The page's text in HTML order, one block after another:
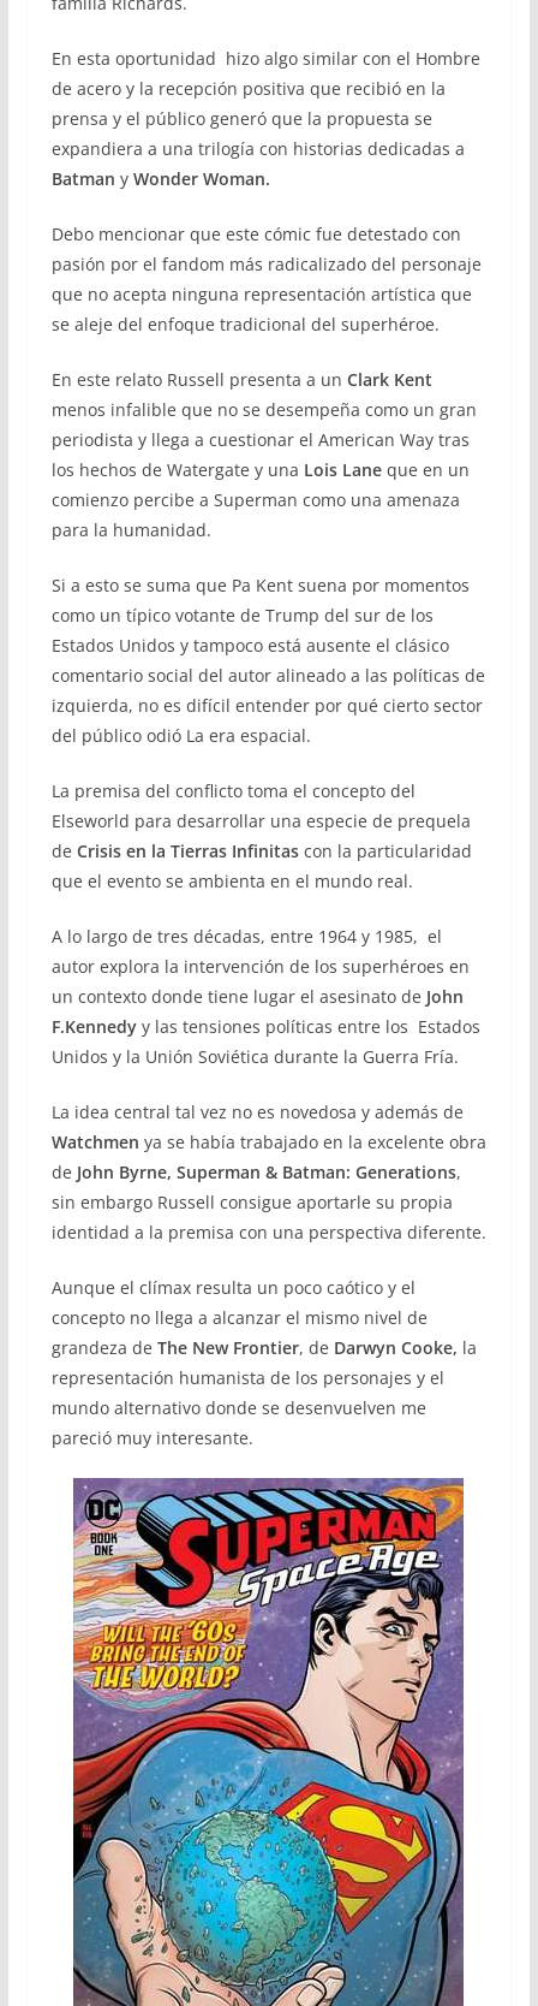
En esta oportunidad hizo algo similar con el Hombre
de acero y la recepción positiva que recibió en la
prensa y el público generó que la propuesta se
expandiera a una trilogía con historias dedicadas a
Batman y Wonder Woman.
Debo mencionar que este cómic fue detestado con
pasión por el fandom más radicalizado del personaje
que no acepta ninguna representación artística que
se aleje del enfoque tradicional del superhéroe.
En este relato Russell presenta a un Clark Kent
menos infalible que no se desempeña como un gran
periodista y llega a cuestionar el American Way tras
los hechos de Watergate y una Lois Laneque en un
comienzo percibe a Superman como una amenaza
para la humanidad.
Si a esto se suma que Pa Kent suena por momentos
como un típico votante de Trump del sur de los
Estados Unidos y tampoco está ausente el clásico
comentario social del autor alineado a las políticas de
izquierda, no es difícil entender por qué cierto sector
del público odió La era espacial.
La premisa del conflicto toma el concepto del
Elseworld para desarrollar una especie de prequela
de Crisis en la Tierras Infinitascon la particularidad
que el evento se ambienta en el mundo real.
A lo largo de tres décadas, entre 1964 y 1985, el
autor explora la intervención de los superhéroes en
un contexto donde tiene lugar el asesinato de John
F.Kennedyy las tensiones políticas entre los Estados
Unidos y la Unión Soviética durante la Guerra Fría.
La idea central tal vez no es novedosa y además de
Watchmen ya se había trabajado en la excelente obra
de John Byrne, Superman & Batman: Generations,
sin embargo Russell consigue aportarle su propia
identidad a la premisa con una perspectiva diferente.
Aunque el clímax resulta un poco caótico y el
concepto no llega a alcanzar el mismo nivel de
grandeza de The New Frontier, de Darwyn Cooke, la
representación humanista de los personajes y el
mundo alternativo donde se desenvuelven me
pareció muy interesante.